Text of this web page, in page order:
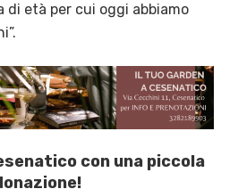
di età per cui oggi abbiamo
con una piccola